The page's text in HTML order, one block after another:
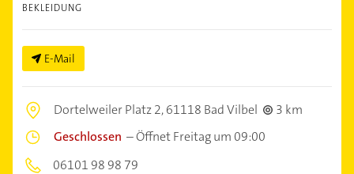
BEKLEIDUNG
E-Mail
Dortelweiler Platz 2,61118 Bad Vilbel
3 km
Geschlossen –Öffnet Freitag um 09:00
06101 98 98 79